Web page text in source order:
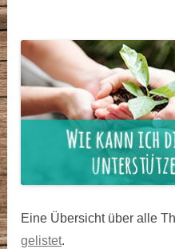
Eine Übersicht über alle
gelistet.